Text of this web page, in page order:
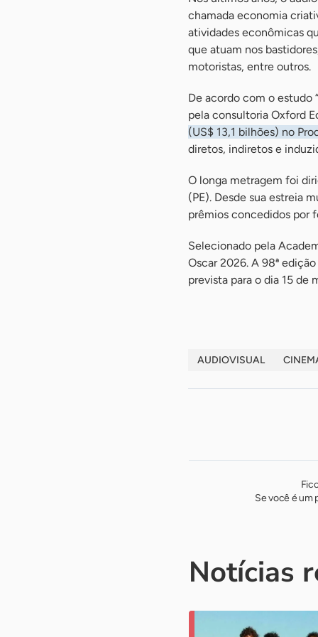
chamada economia
atividades econômicas
que atuam nos
motoristas, entre outros.
De acordo com o estudo
pela consultoria Oxford
(US$ 13,1 bilhões) no
diretos, indiretos e
O longa metragem foi
(PE). Desde sua estreia
prêmios concedidos por
Selecionado pela
Oscar 2026. A 98ª
prevista para o dia 15 de
AUDIOVISUAL
Se você é um
Notícias